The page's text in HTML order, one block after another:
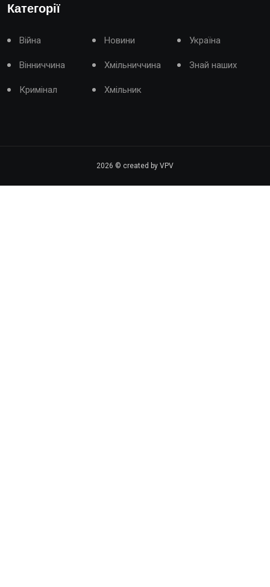
Категорії
Війна Новини Україна
Вінниччина Хмільниччина Знай наших
Кримінал Хмільник
2026 © created by VPV